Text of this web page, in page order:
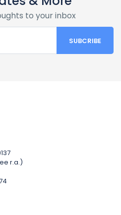
to your inbox
r.a.)